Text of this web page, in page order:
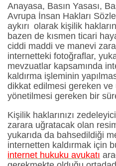
Anayasa, Basın Yasası,
Avrupa İnsan Hakları
aykırı olarak kişilik
bazen de kısmen ticari
ciddi maddi ve manevi
internetteki fotoğraflar,
mevzuatlar kapsamında
kaldırma işleminin
dikkat edilmesi gereken
yönetilmesi gereken bir
Kişilik haklarınızı
zarara uğratacak olan
yukarıda da bahsedildiği
internetten kaldırmak için
internet hukuku avukatı